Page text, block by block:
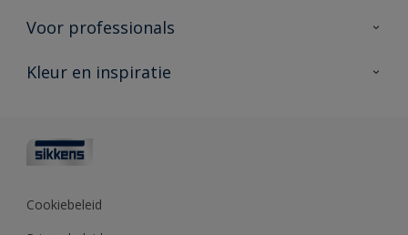
Duurzaamheid
Producten voor binnen
Vind je verkooppunt
Voor professionals
Advies & service
Polyfilla Pro
Sikkens Center
Kleur en inspiratie
Kleurcollecties
Cookiebeleid